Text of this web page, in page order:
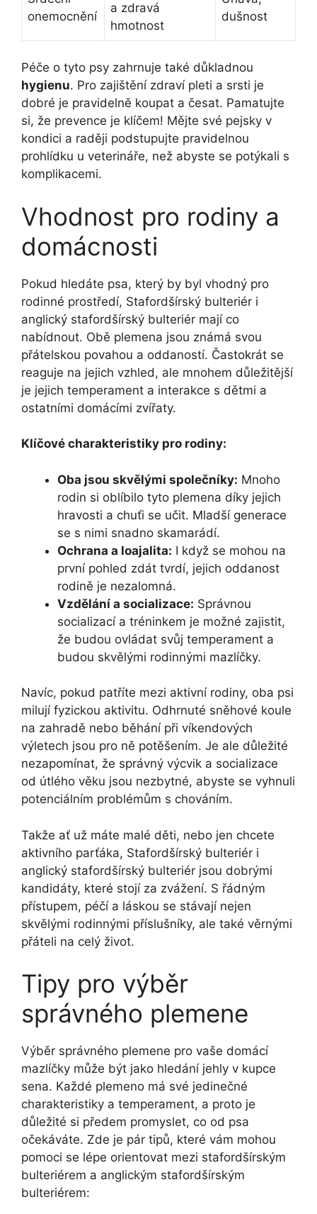
onemocnění
a zdravá
hmotnost
dušnost
Péče o tyto psy zahrnuje také důkladnou
hygienu. Pro zajištění zdraví pleti a srsti je
dobré je pravidelně koupat a česat. Pamatujte
si, že prevence je klíčem! Mějte své pejsky v
kondici a raději podstupujte pravidelnou
prohlídku u veterináře, než abyste se potýkali s
komplikacemi.
Vhodnost pro rodiny a
domácnosti
Pokud hledáte psa, který by byl vhodný pro
rodinné prostředí, Stafordšírský bulteriér i
anglický stafordšírský bulteriér mají co
nabídnout. Obě plemena jsou známá svou
přátelskou povahou a oddaností. Častokrát se
reaguje na jejich vzhled, ale mnohem důležitější
je jejich temperament a interakce s dětmi a
ostatními domácími zvířaty.
Klíčové charakteristiky pro rodiny:
Oba jsou skvělými společníky: Mnoho
rodin si oblíbilo tyto plemena díky jejich
hravosti a chuťi se učit. Mladší generace
se s nimi snadno skamarádí.
Ochrana a loajalita: I když se mohou na
první pohled zdát tvrdí, jejich oddanost
rodině je nezalomná.
Vzdělání a socializace: Správnou
socializací a tréninkem je možné zajistit,
že budou ovládat svůj temperament a
budou skvělými rodinnými mazlíčky.
Navíc, pokud patříte mezi aktivní rodiny, oba psi
milují fyzickou aktivitu. Odhrnuté sněhové koule
na zahradě nebo běhání při víkendových
výletech jsou pro ně potěšením. Je ale důležité
nezapomínat, že správný výcvik a socializace
od útlého věku jsou nezbytné, abyste se vyhnuli
potenciálním problémům s chováním.
Takže ať už máte malé děti, nebo jen chcete
aktivního parťáka, Stafordšírský bulteriér i
anglický stafordšírský bulteriér jsou dobrými
kandidáty, které stojí za zvážení. S řádným
přístupem, péčí a láskou se stávají nejen
skvělými rodinnými příslušníky, ale také věrnými
přáteli na celý život.
Tipy pro výběr
správného plemene
Výběr správného plemene pro vaše domácí
mazlíčky může být jako hledání jehly v kupce
sena. Každé plemeno má své jedinečné
charakteristiky a temperament, a proto je
důležité si předem promyslet, co od psa
očekáváte. Zde je pár tipů, které vám mohou
pomoci se lépe orientovat mezi stafordšírským
bulteriérem a anglickým stafordšírským
bulteriérem: